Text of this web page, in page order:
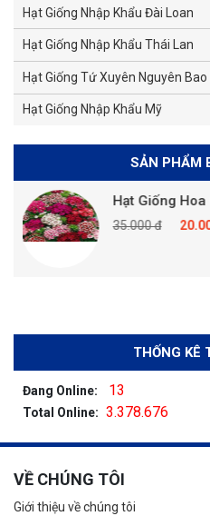
Hạt Giống Nhập Khẩu Đài Loan
Hạt Giống Nhập Khẩu Thái Lan
Hạt Giống Tứ Xuyên Nguyên Bao
Hạt Giống Nhập Khẩu Mỹ
SẢN PHẨM
Hạt Giống Hoa
35.000 đ 20.000 đ
THỐNG KÊ
Đang Online: 13
Total Online: 3.378.676
VỀ CHÚNG TÔI
Giới thiệu về chúng tôi